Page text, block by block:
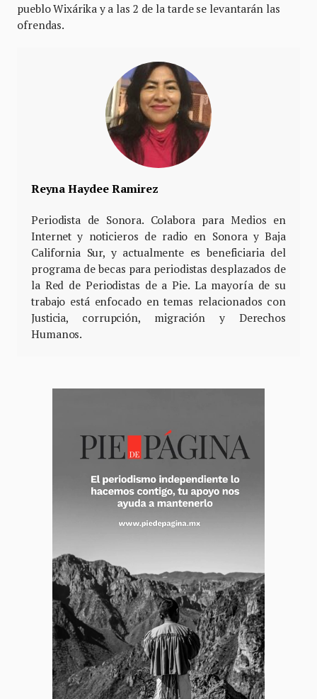
pueblo Wixárika y a las 2 de la tarde se levantarán las
ofrendas.
Reyna Haydee Ramirez
Periodista de Sonora. Colabora para Medios en
Internet y noticieros de radio en Sonora y Baja
California Sur, y actualmente es beneficiaria del
programa de becas para periodistas desplazados de
la Red de Periodistas de a Pie. La mayoría de su
trabajo está enfocado en temas relacionados con
Justicia, corrupción, migración y Derechos
Humanos.